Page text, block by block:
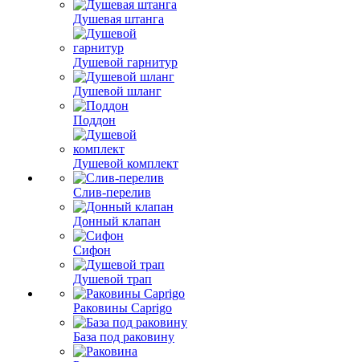
Душевая штанга
Душевой гарнитур
Душевой шланг
Поддон
Душевой комплект
Слив-перелив
Донный клапан
Сифон
Душевой трап
Раковины Caprigo
База под раковину